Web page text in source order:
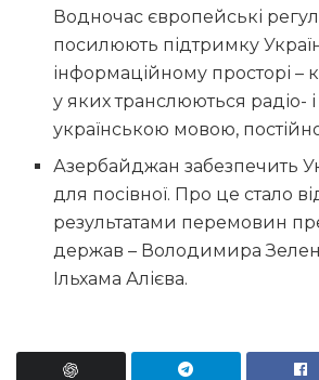
Водночас європейські
посилюють підтримку
інформаційному просторі –
у яких транслюються радіо-
українською мовою,
Азербайджан забезпечить
для посівної. Про це стало
результатами перемовин
держав – Володимира
Ільхама Алієва.